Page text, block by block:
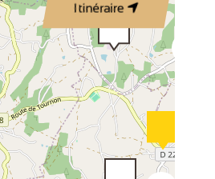
Itinéraire